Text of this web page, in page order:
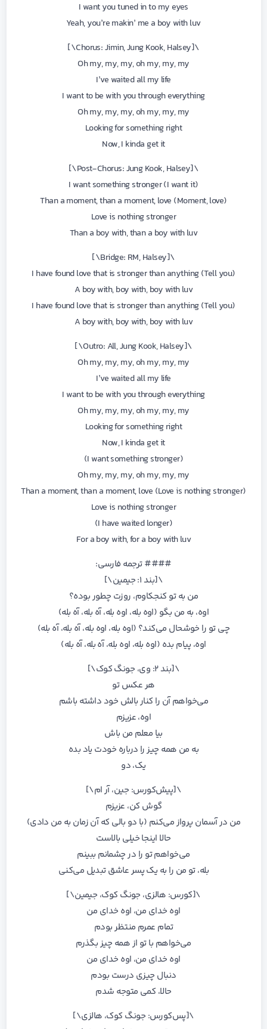
I want you tuned in to my eyes
Yeah, you’re makin’ me a boy with luv
\[Chorus: Jimin, Jung Kook, Halsey\]
Oh my, my, my, oh my, my, my
I’ve waited all my life
I want to be with you through everything
Oh my, my, my, oh my, my, my
Looking for something right
Now, I kinda get it
\[Post-Chorus: Jung Kook, Halsey\]
I want something stronger (I want it)
Than a moment, than a moment, love (Moment, love)
Love is nothing stronger
Than a boy with, than a boy with luv
\[Bridge: RM, Halsey\]
(Tell you) I have found love that is stronger than anything
A boy with, boy with, boy with luv
(Tell you) I have found love that is stronger than anything
A boy with, boy with, boy with luv
\[Outro: All, Jung Kook, Halsey\]
Oh my, my, my, oh my, my, my
I’ve waited all my life
I want to be with you through everything
Oh my, my, my, oh my, my, my
Looking for something right
Now, I kinda get it
(I want something stronger)
Oh my, my, my, oh my, my, my
Than a moment, than a moment, love (Love is nothing stronger)
Love is nothing stronger
(I have waited longer)
For a boy with, for a boy with luv
#### ترجمه فارسی:
\[بند ۱: جیمین\]
من به تو کنجکاوم، روزت چطور بوده؟
اوه، به من بگو (اوه بله، اوه بله، آه بله، آه بله)
چی تو را خوشحال می‌کند؟ (اوه بله، اوه بله، آه بله، آه بله)
اوه، پیام بده (اوه بله، اوه بله، آه بله، آه بله)
\[بند ۲: وی، جونگ کوک\]
هر عکس تو
می‌خواهم آن را کنار بالش خود داشته باشم
اوه، عزیزم
بیا معلم من باش
به من همه چیز را درباره خودت یاد بده
یک، دو
\[پیش‌کورس: جین، آر ام\]
گوش کن، عزیزم
من در آسمان پرواز می‌کنم (با دو بالی که آن زمان به من دادی)
حالا اینجا خیلی بالاست
می‌خواهم تو را در چشمانم ببینم
بله، تو من را به یک پسر عاشق تبدیل می‌کنی
\[کورس: هالزی، جونگ کوک، جیمین\]
اوه خدای من، اوه خدای من
تمام عمرم منتظر بودم
می‌خواهم با تو از همه چیز بگذرم
اوه خدای من، اوه خدای من
دنبال چیزی درست بودم
حالا، کمی متوجه شدم
\[پس‌کورس: جونگ کوک، هالزی\]